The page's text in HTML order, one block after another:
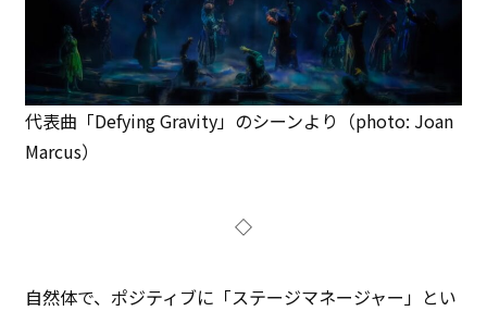
代表曲「Defying Gravity」のシーンより（photo: Joan
Marcus）
◇
自然体で、ポジティブに「ステージマネージャー」とい